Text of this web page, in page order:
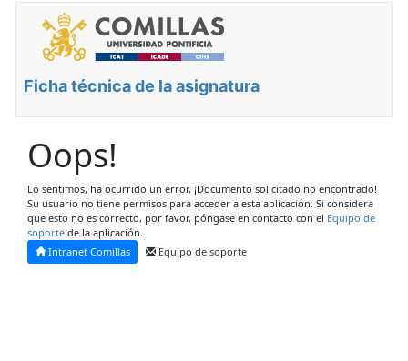
Ficha técnica de la asignatura
Oops!
Lo sentimos, ha ocurrido un error, ¡Documento solicitado no encontrado!
Su usuario no tiene permisos para acceder a esta aplicación. Si considera
que esto no es correcto, por favor, póngase en contacto con el Equipo de
soporte de la aplicación.
Intranet Comillas
Equipo de soporte